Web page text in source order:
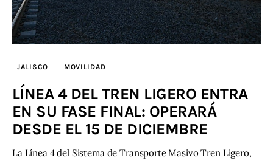
JALISCO MOVILIDAD
LÍNEA 4 DEL TREN LIGERO ENTRA
EN SU FASE FINAL: OPERARÁ
DESDE EL 15 DE DICIEMBRE
La Línea 4 del Sistema de Transporte Masivo Tren Ligero,